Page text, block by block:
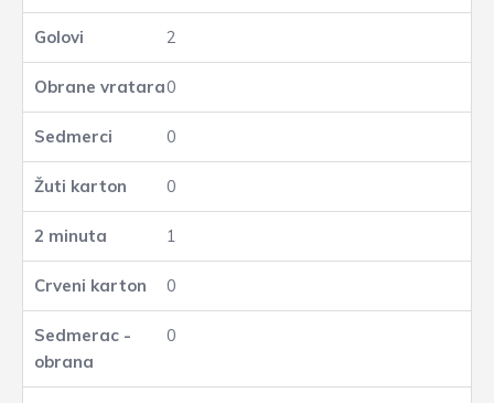
2
0
0
0
1
0
0